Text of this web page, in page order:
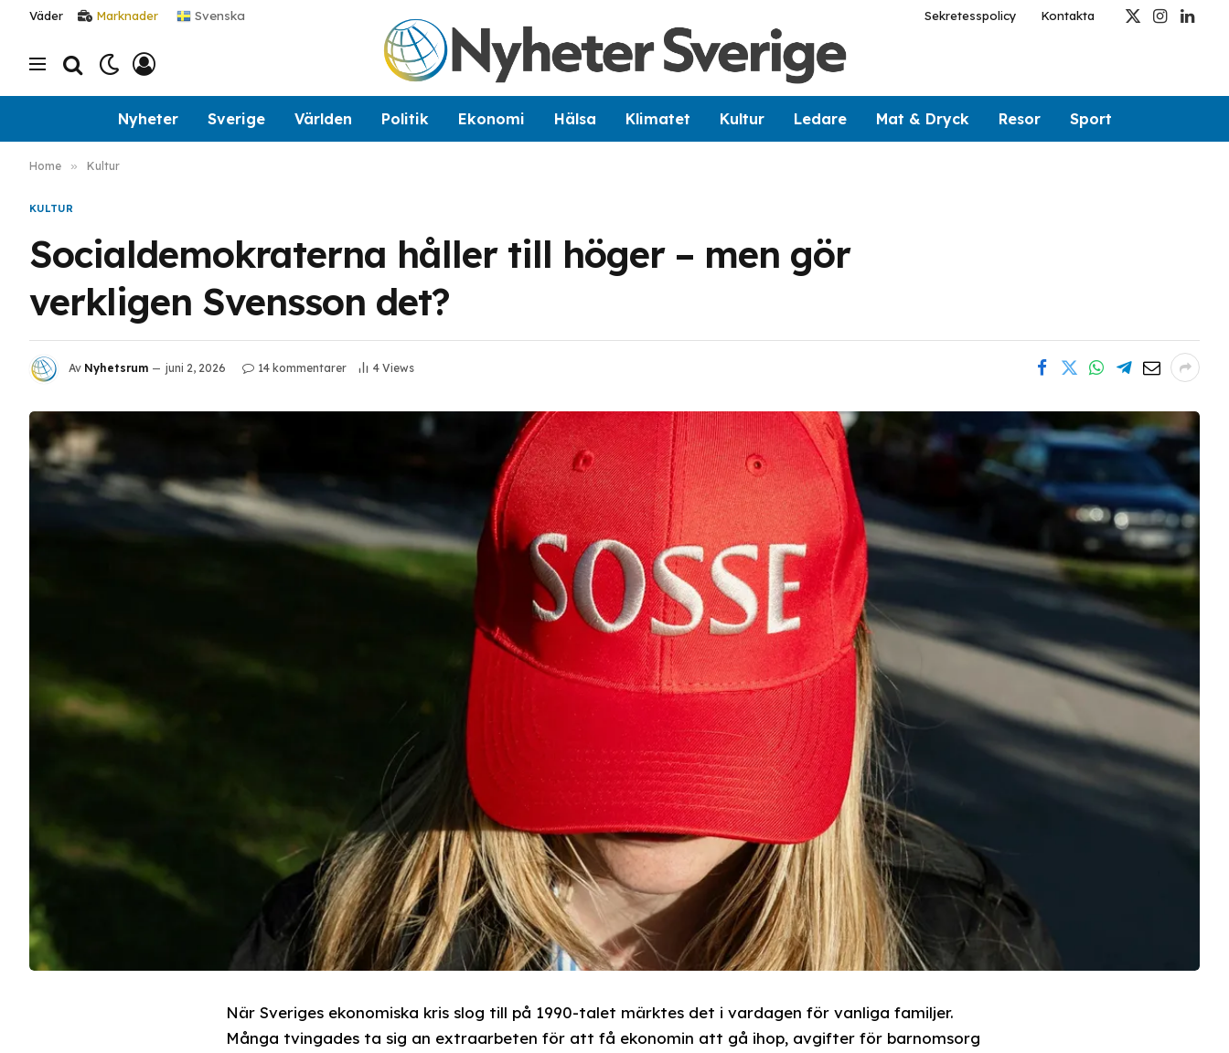
Väder Marknader Svenska Sekretesspolicy Kontakta
X
Instagram
Nyheter Sverige Världen Politik Ekonomi Hälsa Klimatet Kultur Ledare Mat & Dryck Resor Sport
Home » Kultur
KULTUR
Socialdemokraterna håller till höger – men gör
verkligen Svensson det?
Av Nyhetsrum juni 2, 2026 14 kommentarer 4 Views
När Sveriges ekonomiska kris slog till på 1990-talet märktes det i vardagen för vanliga familjer.
Många tvingades ta sig an extraarbeten för att få ekonomin att gå ihop, avgifter för barnomsorg